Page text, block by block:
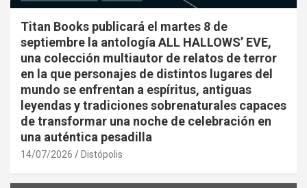
Titan Books publicará el martes 8 de
septiembre la antología ALL HALLOWS’ EVE,
una colección multiautor de relatos de terror
en la que personajes de distintos lugares del
mundo se enfrentan a espíritus, antiguas
leyendas y tradiciones sobrenaturales capaces
de transformar una noche de celebración en
una auténtica pesadilla
14/07/2026 Distópolis